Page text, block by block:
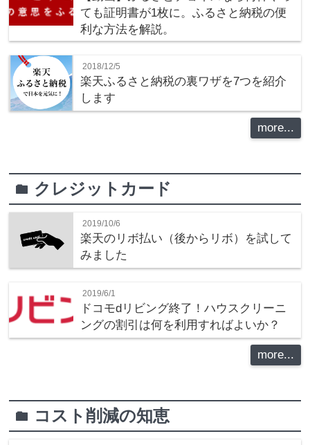
ても証明書が1枚に。ふるさと納税の便
利な方法を解説。
2018/12/5
楽天ふるさと納税の裏ワザを7つを紹介
します
more...
folder クレジットカード
2019/10/6
楽天のリボ払い（後からリボ）を試して
みました
2019/6/1
ドコモdリビング終了！ハウスクリーニ
ングの割引は何を利用すればよいか？
more...
folder コスト削減の知恵